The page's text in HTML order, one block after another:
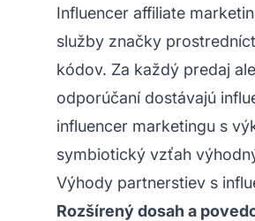
Influencer affiliate
služby značky
kódov. Za každý predaj
odporúčaní dostávajú
influencer marketingu s
symbiotický vzťah
Výhody partnerstiev s
Rozšírený dosah a